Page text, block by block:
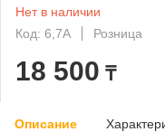
Нет в наличии
Код: 6,7A
Розница
18 500 ₸
Описание